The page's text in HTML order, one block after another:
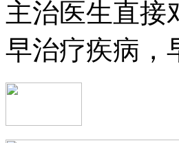
主治医生直接
早治疗疾病，